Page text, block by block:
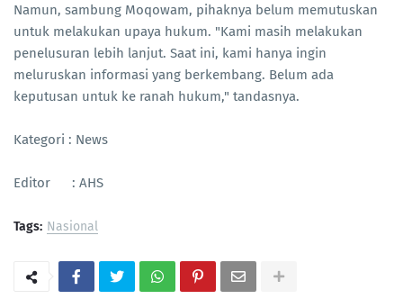
Namun, sambung Moqowam, pihaknya belum memutuskan
untuk melakukan upaya hukum. "Kami masih melakukan
penelusuran lebih lanjut. Saat ini, kami hanya ingin
meluruskan informasi yang berkembang. Belum ada
keputusan untuk ke ranah hukum," tandasnya.
Kategori : News
Editor : AHS
Tags: Nasional